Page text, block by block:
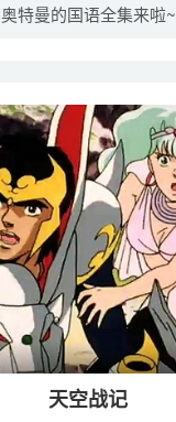
奥特曼的国语全集来啦~
天空战记